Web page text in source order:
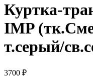
Куртка-
IMP
т.серый/
3700 ₽